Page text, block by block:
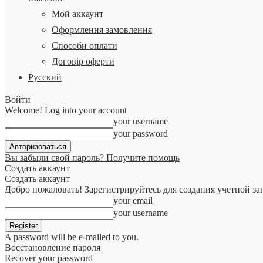
Мой аккаунт
Оформлення замовлення
Способи оплати
Договір оферти
Русский
Войти
Welcome! Log into your account
your username
your password
Вы забыли свой пароль? Получите помощь
Создать аккаунт
Создать аккаунт
Добро пожаловать! Зарегистрируйтесь для создания учетной
your email
your username
A password will be e-mailed to you.
Восстановление пароля
Recover your password